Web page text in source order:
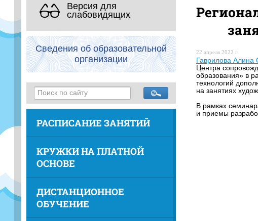
Версия для
слабовидящих
Сведения об образовательной
организации
РАСПИСАНИЕ ЗАНЯТИЙ
КРУЖКИ НА ПЛАТНОЙ
ОСНОВЕ
ДИСТАНЦИОННОЕ
ОБУЧЕНИЕ
22 апреля 2022 г.
Гаврилова Алина
Центра
образования» в
технологий
на занятиях
В рамках
и приемы